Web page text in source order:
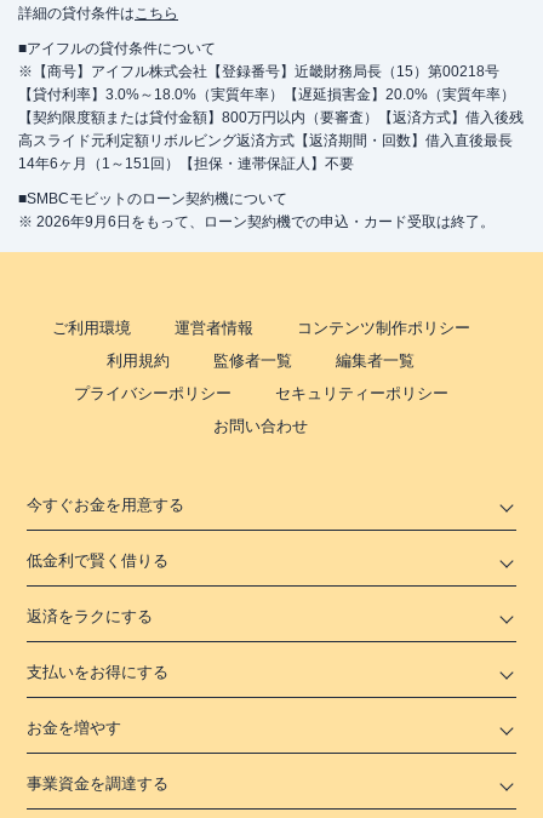
詳細の貸付条件はこちら
■アイフルの貸付条件について
※【商号】アイフル株式会社【登録番号】近畿財務局長（15）第00218号
【貸付利率】3.0%～18.0%（実質年率）【遅延損害金】20.0%（実質年率）
【契約限度額または貸付金額】800万円以内（要審査）【返済方式】借入後残
高スライド元利定額リボルビング返済方式【返済期間・回数】借入直後最長
14年6ヶ月（1～151回）【担保・連帯保証人】不要
■SMBCモビットのローン契約機について
※ 2026年9月6日をもって、ローン契約機での申込・カード受取は終了。
ご利用環境 運営者情報
コンテンツ制作ポリシー
利用規約
監修者一覧
編集者一覧
プライバシーポリシー
セキュリティーポリシー
お問い合わせ
今すぐお金を用意する
低金利で賢く借りる
返済をラクにする
支払いをお得にする
お金を増やす
事業資金を調達する